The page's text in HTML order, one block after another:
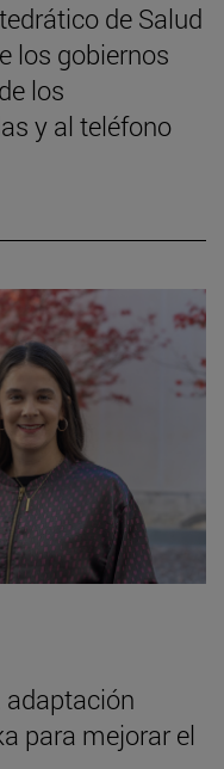
de Salud
los gobiernos
los
y al teléfono
adaptación
para mejorar el